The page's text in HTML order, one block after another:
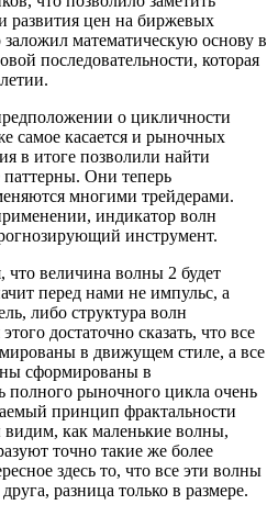
развития цен на биржевых
математическую основу в
последовательности, которая
о цикличности
самое касается и рыночных
в итоге позволили найти
Они теперь
многими трейдерами.
индикатор волн
инструмент.
что величина волны 2 будет
перед нами не импульс, а
либо структура волн
достаточно сказать, что все
в движущем стиле, а все
сформированы в
полного рыночного цикла очень
принцип фрактальности
как маленькие волны,
точно такие же более
здесь то, что все эти волны
разница только в размере.